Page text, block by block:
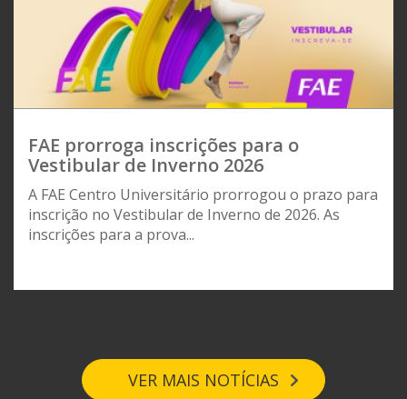
FAE prorroga inscrições para o
Vestibular de Inverno 2026
A FAE Centro Universitário prorrogou o prazo para
inscrição no Vestibular de Inverno de 2026. As
inscrições para a prova...
VER MAIS NOTÍCIAS